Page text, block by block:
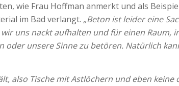
wie Frau Hoffman anmerkt und als
im Bad verlangt. „Beton ist leider eine
uns nackt aufhalten und für einen
unsere Sinne zu betören. Natürlich
also Tische mit Astlöchern und eben keine